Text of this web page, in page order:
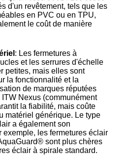
d'un revêtement, tels que les
en PVC ou en TPU,
le coût de manière
: Les fermetures à
et les serrures d'échelle
petites, mais elles sont
la fonctionnalité et la
de marques réputées
Nexus (communément
la fiabilité, mais coûte
matériel générique. Le type
a également son
exemple, les fermetures éclair
sont plus chères
éclair à spirale standard.